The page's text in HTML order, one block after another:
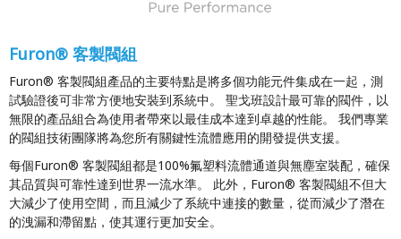
Furon® 客製閥組
Furon® 客製閥組產品的主要特點是將多個功能元件集成在一起，測
試驗證後可非常方便地安裝到系統中。 聖戈班設計最可靠的閥件，以
無限的產品組合為使用者帶來以最佳成本達到卓越的性能。 我們專業
的閥組技術團隊將為您所有關鍵性流體應用的開發提供支援。
每個Furon® 客製閥組都是100%氟塑料流體通道與無塵室裝配，確保
其品質與可靠性達到世界一流水準。 此外，Furon® 客製閥組不但大
大減少了使用空間，而且減少了系統中連接的數量，從而減少了潛在
的洩漏和滯留點，使其運行更加安全。